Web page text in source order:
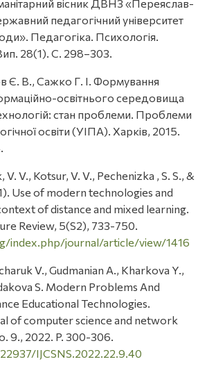
вісник ДВНЗ «Переяслав-
педагогічний університет
Педагогіка. Психологія.
28(1). С. 298–303.
Є. В., Сажко Г. І. Формування
освітнього середовища
стан проблеми. Проблеми
освіти (УІПА). Харків, 2015.
V. V., Kotsur, V. V., Pechenizka , S. S., &
Use of modern technologies and
of distance and mixed learning.
Review, 5(S2), 733-750.
index.php/journal/article/view/1416
V., Gudmanian A., Kharkova Y.,
S. Modern Problems And
Educational Technologies.
of computer science and network
9., 2022. P. 300-306.
IJCSNS.2022.22.9.40